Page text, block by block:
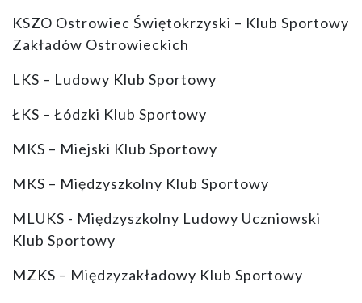
KSZO Ostrowiec Świętokrzyski – Klub Sportowy
Zakładów Ostrowieckich
LKS – Ludowy Klub Sportowy
ŁKS – Łódzki Klub Sportowy
MKS – Miejski Klub Sportowy
MKS – Międzyszkolny Klub Sportowy
MLUKS - Międzyszkolny Ludowy Uczniowski
Klub Sportowy
MZKS – Międzyzakładowy Klub Sportowy